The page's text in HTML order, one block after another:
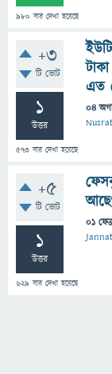
980 বার দেখা হয়েছে
+3
টি ভোট
1
উত্তর
573 বার দেখা হয়েছে
এত
04
+5
টি ভোট
1
উত্তর
629 বার দেখা হয়েছে
01